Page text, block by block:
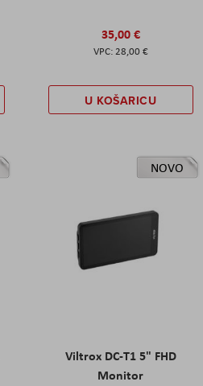
35,00 €
28,00 €
U KOŠARICU
NOVO
Viltrox DC-T1 5" FHD
Monitor